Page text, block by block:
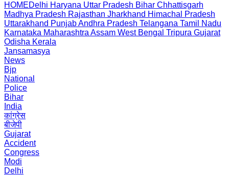
HOMEDelhi Haryana Uttar Pradesh Bihar Chhattisgarh
Madhya Pradesh Rajasthan Jharkhand Himachal Pradesh
Uttarakhand PunjabAndhra Pradesh Telangana Tamil Nadu
Karnataka Maharashtra Assam West Bengal Tripura Gujarat
Odisha Kerala
Jansamasya
News
Bjp
National
Police
Bihar
India
कांग्रेस
बीजेपी
Gujarat
Accident
Congress
Modi
Delhi